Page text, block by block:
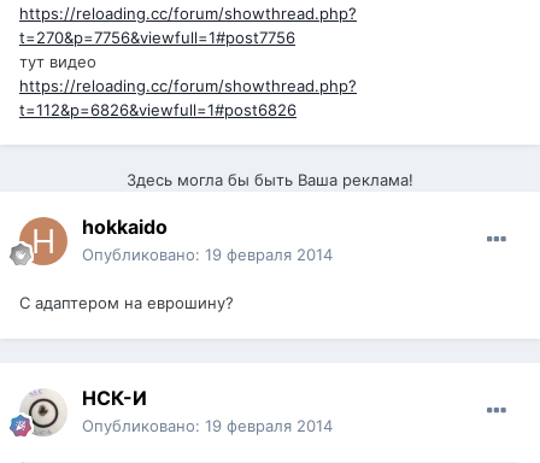
https://reloading.cc/forum/showthread.php?
t=270&p=7756&viewfull=1#post7756
тут видео
https://reloading.cc/forum/showthread.php?
t=112&p=6826&viewfull=1#post6826
Здесь могла бы быть Ваша реклама!
hokkaido
Опубликовано: 19 февраля 2014
С адаптером на еврошину?
НСК-И
Опубликовано: 19 февраля 2014